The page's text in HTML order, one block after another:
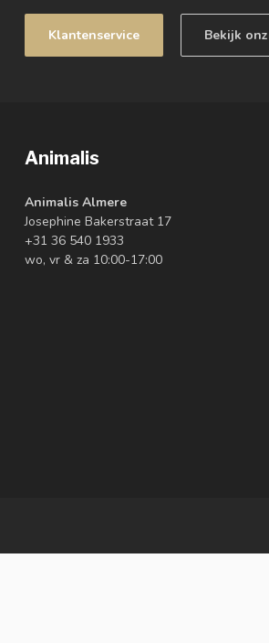
Klantenservice Bekijk
Animalis
Animalis Almere
Josephine Bakerstraat 17
+31 36 540 1933
wo, vr & za 10:00-17:00